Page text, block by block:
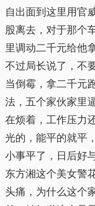
自出面到这里用官
股离去，对于那个
里调动二千元给他
不过局长说了，不
当倒霉，拿二千元
法，五个家伙家里
在烦着，工作压力
光的，能平的就平
小事平了，日后好
东方湘这个美女警
头痛，为什么这个